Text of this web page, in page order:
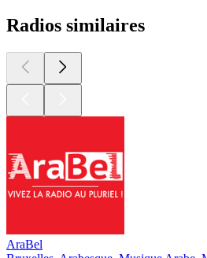
Radios similaires
AraBel